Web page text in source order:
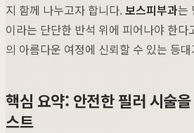
지 함께 나누고자 합니다.보스피부과는
이라는 단단한 반석 위에 피어나야 한다
의 아름다운 여정에 신뢰할 수 있는 등
핵심 요약: 안전한 필러 시술
스트